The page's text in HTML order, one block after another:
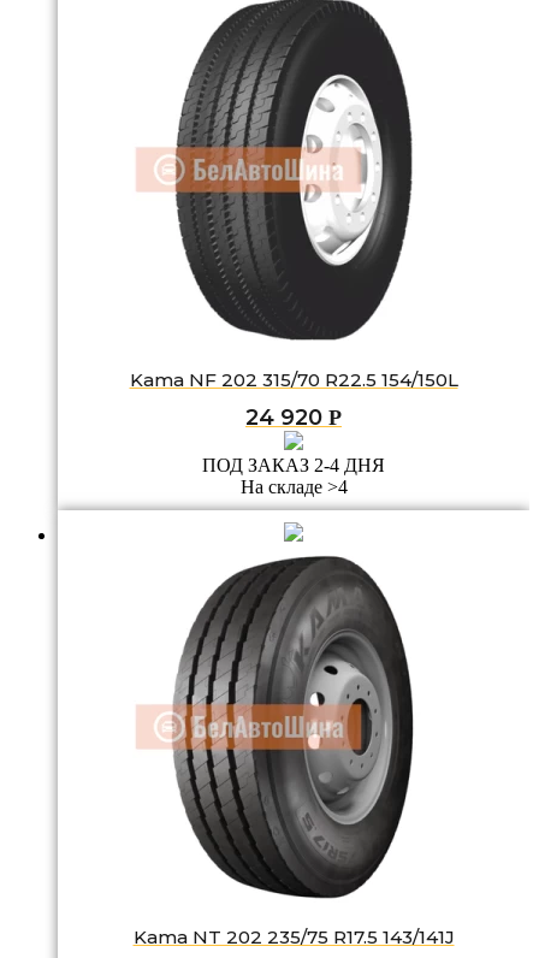
Kama NF 202 315/70 R22.5 154/150L
24 920 Р
ПОД ЗАКАЗ 2-4 ДНЯ
На складе >4
Kama NT 202 235/75 R17.5 143/141J